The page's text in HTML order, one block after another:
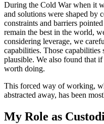
During the Cold War when it
and solutions were shaped by
constraints and barriers
remain the best in the world,
considering leverage, we
capabilities. Those
plausible. We also found that
worth doing.
This forced way of working,
abstracted away, has been
My Role as